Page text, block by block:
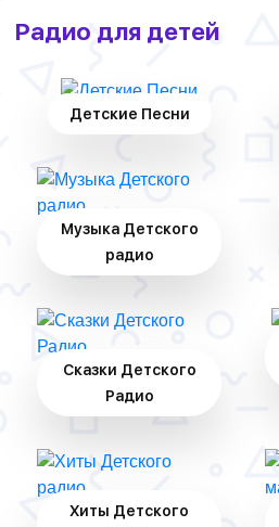
Радио для детей
Детские Песни
Музыка Детского
радио
Сказки Детского
Радио
Хиты Детского